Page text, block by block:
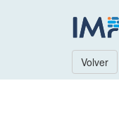
Volver